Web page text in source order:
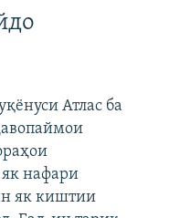
Атлас ба
нафари
як киштии